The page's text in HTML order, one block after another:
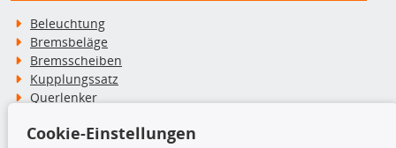
Beleuchtung
Bremsbeläge
Bremsscheiben
Kupplungssatz
Querlenker
Stoßdämpfer
Cookie-Einstellungen